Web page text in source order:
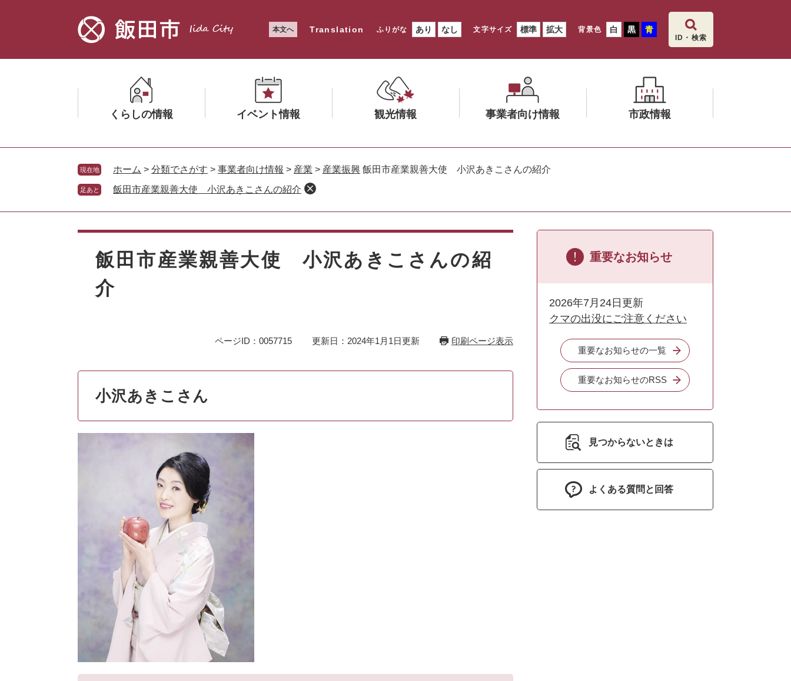
文
本文へ Translation ふりがな あり なし 文字サイズ 標準 拡大 背景色 白 黒 青
ID・検索
くらしの情報
ニ
ュ
ー
を
イベント情報
ニ
ュ
ー
を
く
観光情報
ニ
を
く
事業者向け情報
ニ
を
く
市政情報
を
く
現在地 ホーム > 分類でさがす > 事業者向け情報 > 産業 > 産業振興 飯田市産業親善大使 小沢あきこさんの紹介
足あと 飯田市産業親善大使 小沢あきこさんの紹介
飯田市産業親善大使 小沢あきこさんの紹
介
ページID：0057715 更新日：2024年1月1日更新 印刷ページ表示
小沢あきこさん
重要なお知らせ
2026年7月24日更新
クマの出没にご注意ください
重要なお知らせの一覧
重要なお知らせのRSS
見つからないときは
よくある質問と回答